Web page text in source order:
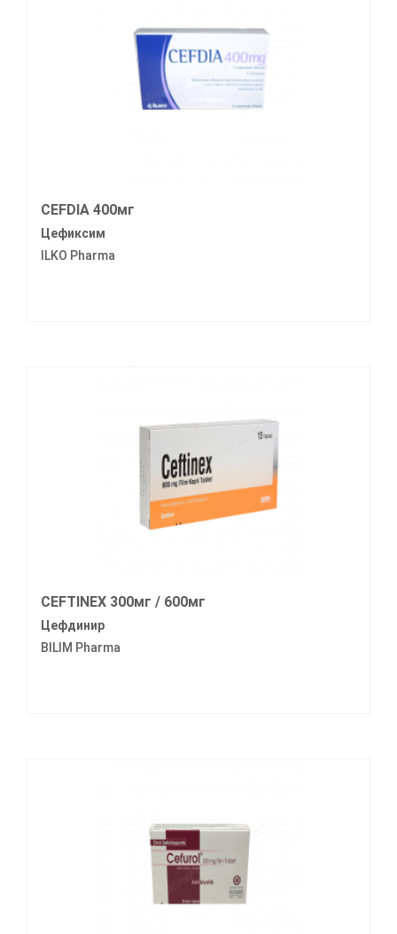
CEFDIA 400мг
Цефиксим
ILKO Pharma
CEFTINEX 300мг / 600мг
Цефдинир
BILIM Pharma